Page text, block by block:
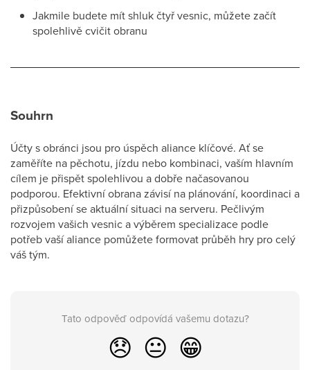
Jakmile budete mít shluk čtyř vesnic, můžete začít
spolehlivě cvičit obranu
Souhrn
Účty s obránci jsou pro úspěch aliance klíčové. Ať se
zaměříte na pěchotu, jízdu nebo kombinaci, vaším hlavním
cílem je přispět spolehlivou a dobře načasovanou
podporou. Efektivní obrana závisí na plánování, koordinaci a
přizpůsobení se aktuální situaci na serveru. Pečlivým
rozvojem vašich vesnic a výběrem specializace podle
potřeb vaší aliance pomůžete formovat průběh hry pro celý
váš tým.
Tato odpověď odpovídá vašemu dotazu?
😞 😐 😁